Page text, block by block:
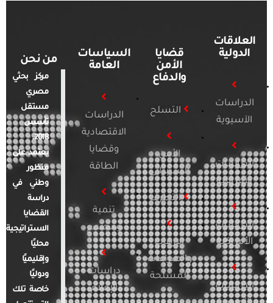
العلاقات
الدولية
الدراسات
الآسيوية
الدراسات
الأفريقية
الدراسات
الأمريكية
الدراسات
قضايا
الأمن
والدفاع
التسلح
الأمن
السيبراني
التطرف
الإرهاب
والصراعات
المسلحة
السياسات
العامة
الدراسات
الاقتصادية
وقضايا
الطاقة
تنمية
ومجتمع
دراسات
الإعلام
من نحن
مركز بحثي
مصري
مستقل
تأسس
2018.
يعتمد على
منظور
وطني في
دراسة
القضايا
الاستراتيجية
محليًا
وإقليميًا
ودوليًا
خاصة تلك